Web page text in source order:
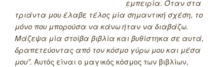
εμπειρία. Όταν στα
τριάντα μου έλαβε τέλος μία σημαντική σχέση, το
μόνο που μπορούσα να κάνω ήταν να διαβάζω.
Μάζεψα μία στοίβα βιβλία και βυθίστηκα σε αυτά,
δραπετεύοντας από τον κόσμο γύρω μου και μέσα
μου”. Αυτός είναι ο μαγικός κόσμος των βιβλίων,